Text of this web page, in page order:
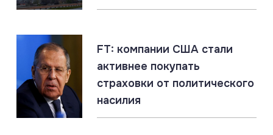
07.08.2026
украинских дронов
07.08.2026
ДНР: главное за 7 августа
FT: компании США стали
активнее покупать
страховки от политического
насилия